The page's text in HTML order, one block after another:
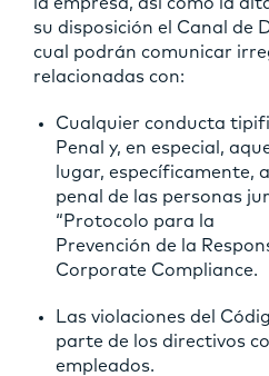
su disposición el Canal de
cual podrán comunicar
relacionadas con:
Cualquier conducta
Penal y, en especial,
lugar, específicamente,
penal de las personas
“Protocolo para la
Prevención de la
Corporate Compliance.
Las violaciones del
parte de los directivos
empleados.